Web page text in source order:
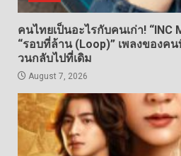
คนไทยเป็นอะไรกับคนเก่า! “INC
“รอบที่ล้าน (Loop)” เพลงของค
วนกลับไปที่เดิม
August 7, 2026